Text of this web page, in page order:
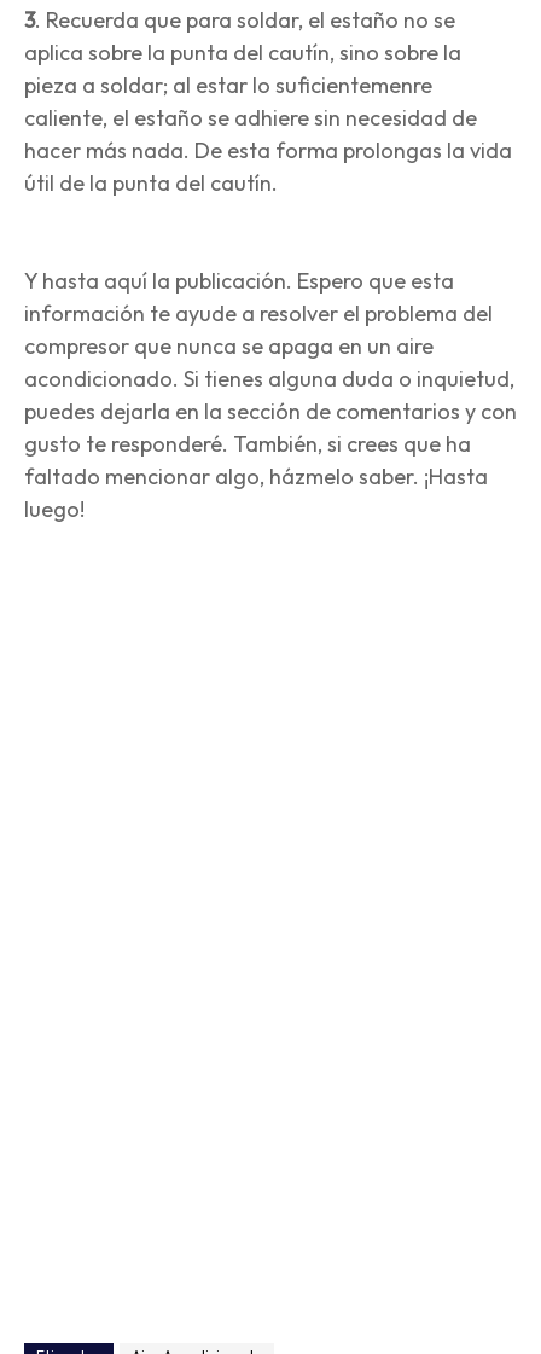
3. Recuerda que para soldar, el estaño no se
aplica sobre la punta del cautín, sino sobre la
pieza a soldar; al estar lo suficientemenre
caliente, el estaño se adhiere sin necesidad de
hacer más nada. De esta forma prolongas la vida
útil de la punta del cautín.
Y hasta aquí la publicación. Espero que esta
información te ayude a resolver el problema del
compresor que nunca se apaga en un aire
acondicionado. Si tienes alguna duda o inquietud,
puedes dejarla en la sección de comentarios y con
gusto te responderé. También, si crees que ha
faltado mencionar algo, házmelo saber. ¡Hasta
luego!